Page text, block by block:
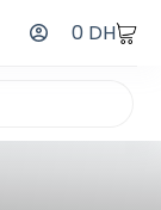
0 DH